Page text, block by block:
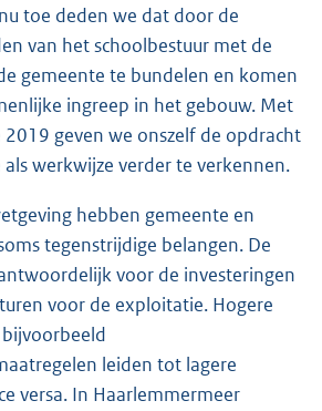
toe deden we dat door de
van het schoolbestuur met de
gemeente te bundelen en komen
ingreep in het gebouw. Met
2019 geven we onszelf de opdracht
als werkwijze verder te verkennen.
hebben gemeente en
tegenstrijdige belangen. De
voor de investeringen
voor de exploitatie. Hogere
leiden tot lagere
versa. In Haarlemmermeer